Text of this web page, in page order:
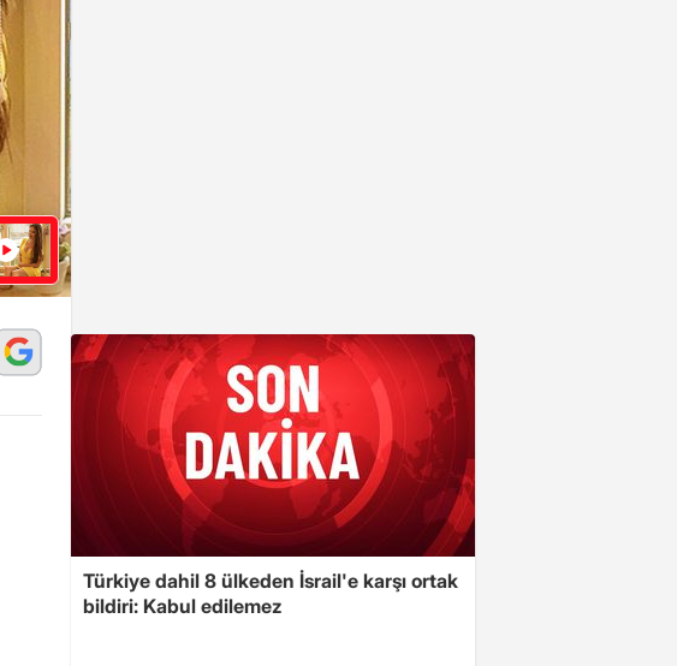
Türkiye dahil 8 ülkeden İsrail'e karşı ortak
bildiri: Kabul edilemez